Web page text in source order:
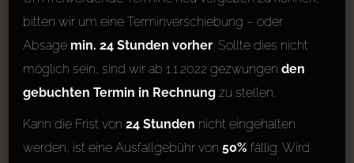
ultrices…
INSPIRATION 0
bitten wir um eine Terminverschiebung – oder
Absage min. 24 Stunden vorher. Sollte dies nicht
möglich sein, sind wir ab 1.1.2022 gezwungenden
gebuchten Termin in Rechnung zu stellen.
Kann die Frist von24 Stunden nicht eingehalten
werden, ist eine Ausfallgebühr von50% fällig. Wird